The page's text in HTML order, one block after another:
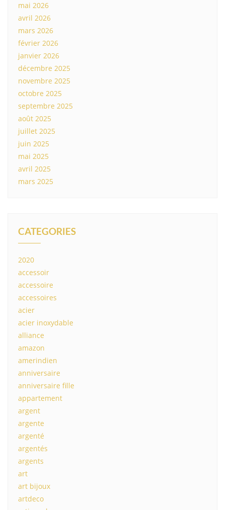
mai 2026
avril 2026
mars 2026
février 2026
janvier 2026
décembre 2025
novembre 2025
octobre 2025
septembre 2025
août 2025
juillet 2025
juin 2025
mai 2025
avril 2025
mars 2025
CATEGORIES
2020
accessoir
accessoire
accessoires
acier
acier inoxydable
alliance
amazon
amerindien
anniversaire
anniversaire fille
appartement
argent
argente
argenté
argentés
argents
art
art bijoux
artdeco